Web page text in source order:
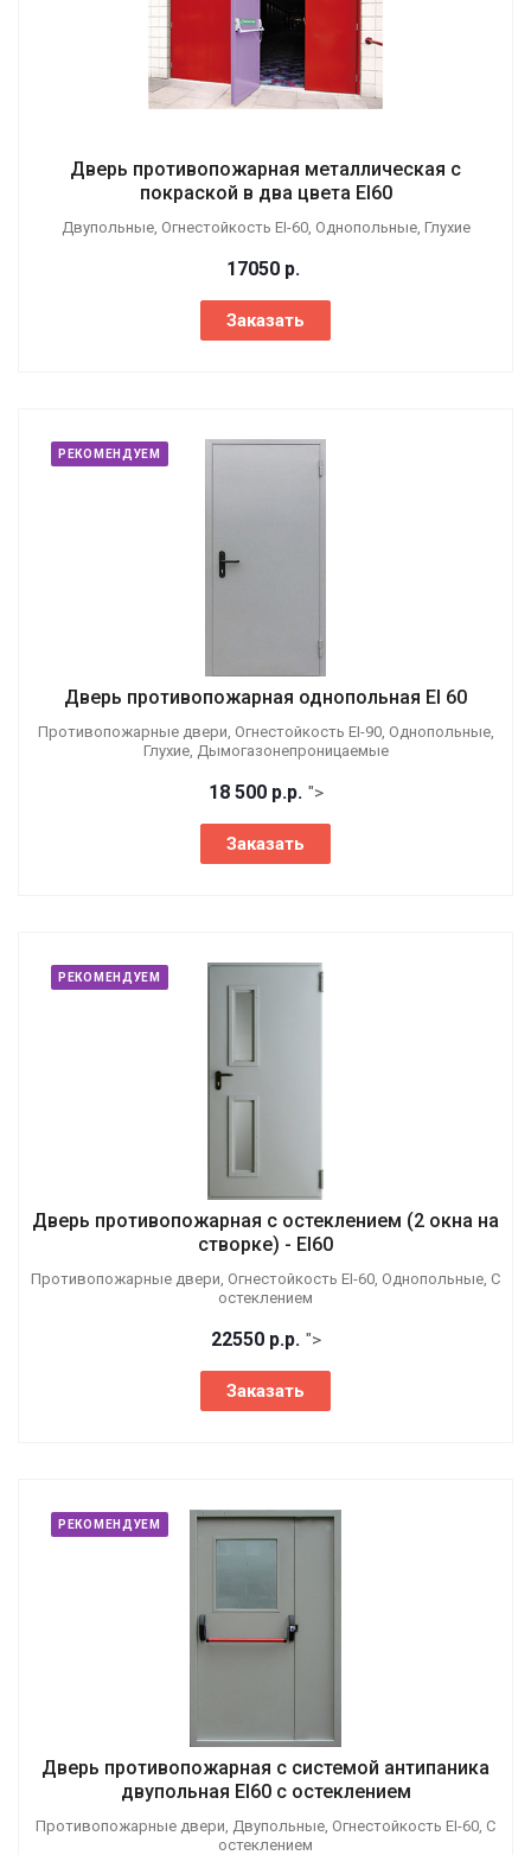
Дверь противопожарная металлическая с
покраской в два цвета EI60
Двупольные, Огнестойкость EI-60, Однопольные, Глухие
17050 р.
Заказать
РЕКОМЕНДУЕМ
Дверь противопожарная однопольная EI 60
Противопожарные двери, Огнестойкость EI-90, Однопольные,
Глухие, Дымогазонепроницаемые
18 500 р.р. ">
Заказать
РЕКОМЕНДУЕМ
Дверь противопожарная с остеклением (2 окна на
створке) - EI60
Противопожарные двери, Огнестойкость EI-60, Однопольные, С
остеклением
22550 р.р. ">
Заказать
РЕКОМЕНДУЕМ
Дверь противопожарная с системой антипаника
двупольная EI60 с остеклением
Противопожарные двери, Двупольные, Огнестойкость EI-60, С
остеклением